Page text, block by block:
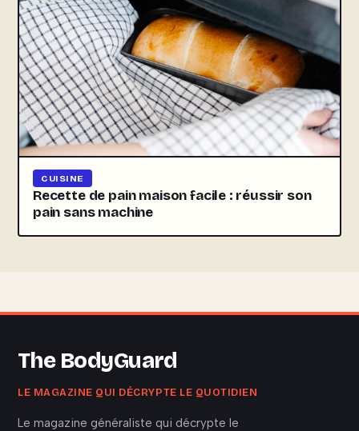
CUISINE
Recette de pain maison facile : réussir son
pain sans machine
The BodyGuard
LE MAGAZINE QUI DÉCRYPTE LE QUOTIDIEN
Le magazine généraliste qui décrypte le